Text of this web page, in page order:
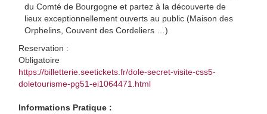
du Comté de Bourgogne et partez à la découverte de
lieux exceptionnellement ouverts au public (Maison des
Orphelins, Couvent des Cordeliers …)
Reservation :
Obligatoire
https://billetterie.seetickets.fr/dole-secret-visite-css5-
doletourisme-pg51-ei1064471.html
Informations Pratique :